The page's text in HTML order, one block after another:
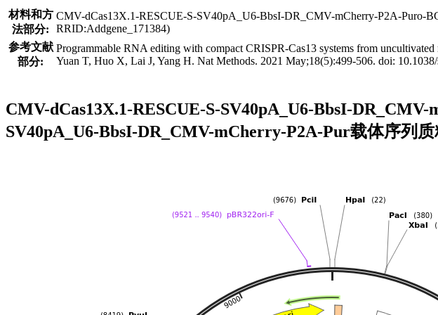
材料和方
法部分:
CMV-dCas13X.1-RESCUE-S-SV40pA_U6-BbsI-DR_CMV-mCherry-P2A-Puro-
RRID:Addgene_171384)
参考文献
部分:
Programmable RNA editing with compact CRISPR-Cas13 systems from
Yuan T, Huo X, Lai J, Yang H. Nat Methods. 2021 May;18(5):499-506. doi:
CMV-dCas13X.1-RESCUE-S-SV40pA_U6-BbsI-
SV40pA_U6-BbsI-DR_CMV-mCherry-P2A-Pur载体序列